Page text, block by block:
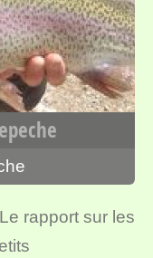
rapport sur les